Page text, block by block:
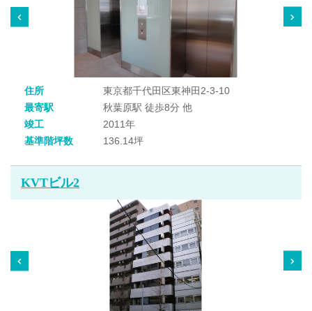
住所
東京都千代田区東神田2-3-10
最寄駅
秋葉原駅 徒歩8分 他
竣工
2011年
基準階坪数
136.14坪
KVTビル2